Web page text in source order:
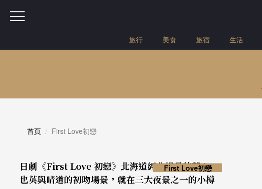
旅行 美食 旅宿 生活
首頁 First Love初戀
日劇《First Love 初戀》北海道經典場景特蒐！
也英與晴道的初吻場景，就在三大夜景之一的小樽
First Love初戀